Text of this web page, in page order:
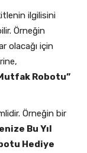
ilgilisini
Örneğin
olacağı için
Robotu”
Örneğin bir
Bu Yıl
Hediye